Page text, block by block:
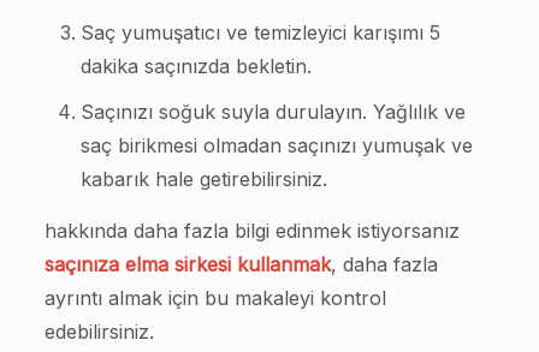
Saç yumuşatıcı ve temizleyici karışımı 5
dakika saçınızda bekletin.
Saçınızı soğuk suyla durulayın. Yağlılık ve
saç birikmesi olmadan saçınızı yumuşak ve
kabarık hale getirebilirsiniz.
hakkında daha fazla bilgi edinmek istiyorsanız
saçınıza elma sirkesi kullanmak, daha fazla
ayrıntı almak için bu makaleyi kontrol
edebilirsiniz.